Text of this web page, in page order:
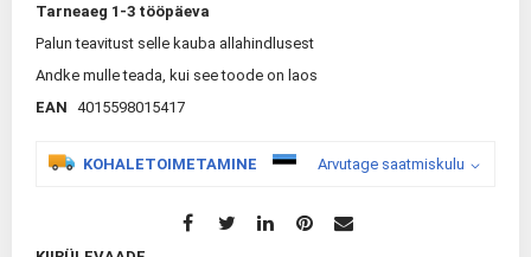
Tarneaeg 1-3 tööpäeva
Palun teavitust selle kauba allahindlusest
Andke mulle teada, kui see toode on laos
EAN 4015598015417
KOHALETOIMETAMINE Arvutage saatmiskulu